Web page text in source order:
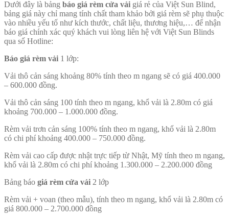
Dưới đây là bảng báo giá rèm cửa vải giá rẻ của Việt Sun Blind,
bảng giá này chỉ mang tính chất tham khảo bởi giá rèm sẽ phụ thuộc
vào nhiều yếu tố như kích thước, chất liệu, thương hiệu,… để nhận
báo giá chính xác quý khách vui lòng liên hệ với Việt Sun Blinds
qua số Hotline:
Báo giá rèm vải 1 lớp:
Vải thô cản sáng khoảng 80% tính theo m ngang sẽ có giá 400.000
– 600.000 đồng.
Vải thô cản sáng 100 tính theo m ngang, khổ vải là 2.80m có giá
khoảng 700.000 – 1.000.000 đồng.
Rèm vải trơn cản sáng 100% tính theo m ngang, khổ vải là 2.80m
có chi phí khoảng 400.000 – 750.000 đồng.
Rèm vải cao cấp được nhật trực tiếp từ Nhật, Mỹ tính theo m ngang,
khổ vải là 2.80m có chi phí khoảng 1.300.000 – 2.200.000 đồng
Bảng báo giá rèm cửa vải 2 lớp
Rèm vải + voan (theo mẫu), tính theo m ngang, khổ vải là 2.80m có
giá 800.000 – 2.700.000 đồng